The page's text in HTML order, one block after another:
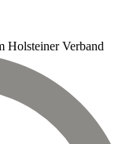
Holsteiner Verband